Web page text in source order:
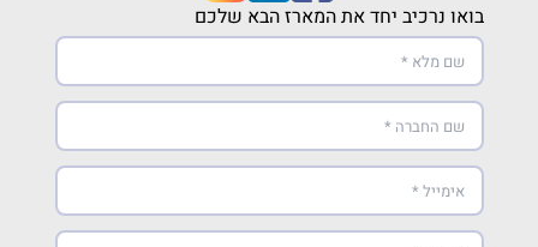
בואו נרכיב יחד את המארז הבא שלכם